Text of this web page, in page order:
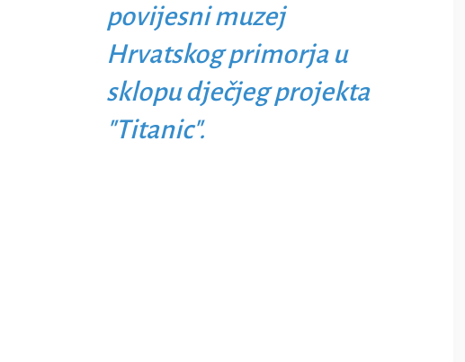
povijesni muzej
Hrvatskog primorja u
sklopu dječjeg projekta
"Titanic".